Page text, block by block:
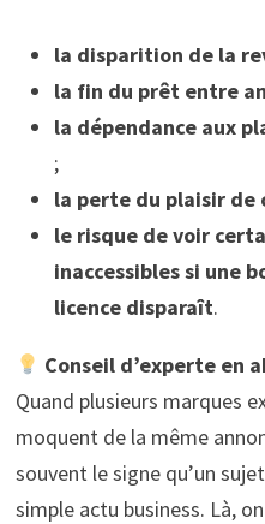
la disparition de la
la fin du prêt entre
la dépendance aux
;
la perte du plaisir de
le risque de voir
inaccessibles si une
licence disparaît.
Conseil d’experte en
Quand plusieurs marques
moquent de la même
souvent le signe qu’un
simple actu business. Là,